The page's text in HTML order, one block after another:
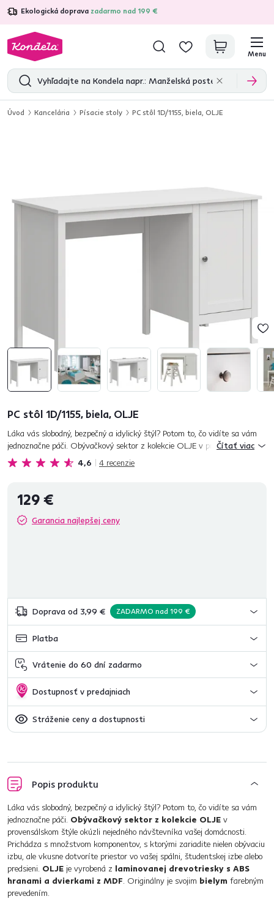
Ekologická doprava zadarmo nad 199 €
4,7 31 285overených produktových recenzií
Menu
Úvod Kancelária Písacie stoly PC stôl 1D/1155, biela, OLJE
PC stôl 1D/1155, biela, OLJE
4,6 4 recenzie
Láka vás slobodný, bezpečný a idylický štýl? Potom to, čo vidíte sa vám
jednoznačne páči. Obývačkový sektor z kolekcie OLJE v provensálskom
štýle okúzli nejedného návštevníka vašej domácnosti. Pri...
Čítať viac
129 €
Garancia najlepšej ceny
Doprava od 3,99 € ZADARMO nad 199 €
Platba
Vrátenie do 60 dní zadarmo
Dostupnosť v predajniach
Stráženie ceny a dostupnosti
Popis produktu
Láka vás slobodný, bezpečný a idylický štýl? Potom to, čo vidíte sa vám
jednoznačne páči. Obývačkový sektor z kolekcie OLJE v
provensálskom štýle okúzli nejedného návštevníka vašej domácnosti.
Prichádza s množstvom komponentov, s ktorými zariadite nielen obývaciu
izbu, ale vkusne dotvoríte priestor vo vašej spálni, študentskej izbe alebo
predsieni. OLJE je vyrobená z laminovanej drevotriesky s ABS
hranami a dvierkami z MDF. Originálny je svojim bielym farebným
prevedením.